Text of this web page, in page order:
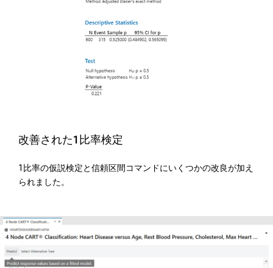
改善された1比率検定
1比率の仮説検定と信頼区間コマンドにいくつかの改良が加え
られました。